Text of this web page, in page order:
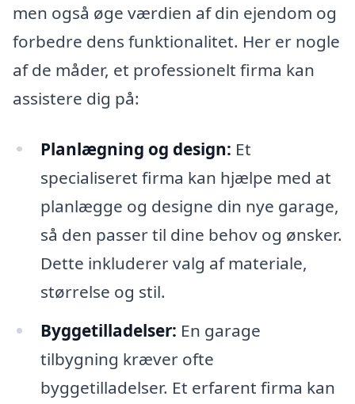
men også øge værdien af din ejendom og
forbedre dens funktionalitet. Her er nogle
af de måder, et professionelt firma kan
assistere dig på:
Planlægning og design: Et
specialiseret firma kan hjælpe med at
planlægge og designe din nye garage,
så den passer til dine behov og ønsker.
Dette inkluderer valg af materiale,
størrelse og stil.
Byggetilladelser: En garage
tilbygning kræver ofte
byggetilladelser. Et erfarent firma kan